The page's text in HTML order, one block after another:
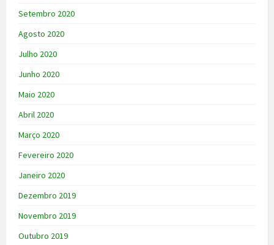
Setembro 2020
Agosto 2020
Julho 2020
Junho 2020
Maio 2020
Abril 2020
Março 2020
Fevereiro 2020
Janeiro 2020
Dezembro 2019
Novembro 2019
Outubro 2019